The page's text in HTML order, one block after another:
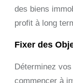
des biens
profit à long
Fixer des
Déterminez
commencer à